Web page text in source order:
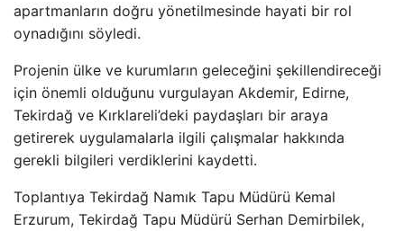
apartmanların doğru yönetilmesinde hayati bir rol
oynadığını söyledi.
Projenin ülke ve kurumların geleceğini şekillendireceği
için önemli olduğunu vurgulayan Akdemir, Edirne,
Tekirdağ ve Kırklareli’deki paydaşları bir araya
getirerek uygulamalarla ilgili çalışmalar hakkında
gerekli bilgileri verdiklerini kaydetti.
Toplantıya Tekirdağ Namık Tapu Müdürü Kemal
Erzurum, Tekirdağ Tapu Müdürü Serhan Demirbilek,